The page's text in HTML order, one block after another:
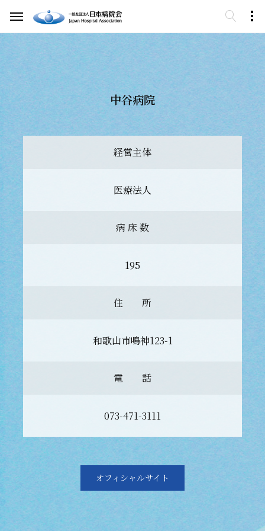
中谷病院
経営主体
医療法人
病 床 数
195
住 所
和歌山市鳴神123-1
電 話
073-471-3111
オフィシャルサイト